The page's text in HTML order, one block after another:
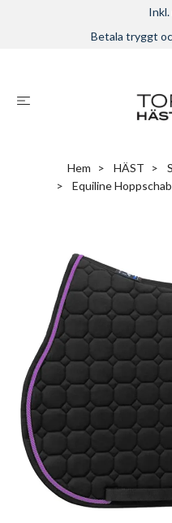
Inkl.
Betala tryggt
Hem HÄST
Equiline